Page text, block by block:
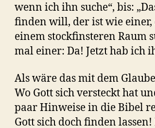
wenn ich ihn suche“, bis:
finden will, der ist wie einer,
einem stockfinsteren Raum
mal einer: Da! Jetzt hab ich
Als wäre das mit dem
Wo Gott sich versteckt hat
paar Hinweise in die Bibel
Gott sich doch finden